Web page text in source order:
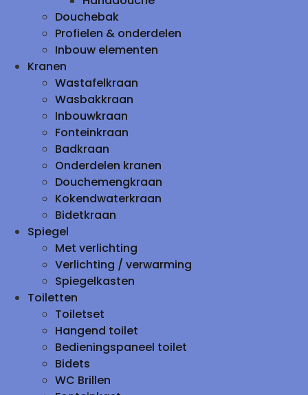
Douchebak
Profielen & onderdelen
Inbouw elementen
Kranen
Wastafelkraan
Wasbakkraan
Inbouwkraan
Fonteinkraan
Badkraan
Onderdelen kranen
Douchemengkraan
Kokendwaterkraan
Bidetkraan
Spiegel
Met verlichting
Verlichting / verwarming
Spiegelkasten
Toiletten
Toiletset
Hangend toilet
Bedieningspaneel toilet
Bidets
WC Brillen